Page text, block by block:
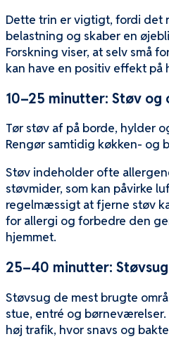
Dette trin er vigtigt, fordi det
belastning og skaber en
Forskning viser, at selv små
kan have en positiv effekt på
10–25 minutter: Støv
Tør støv af på borde, hylder
Rengør samtidig køkken- og
Støv indeholder ofte
støvmider, som kan påvirke
regelmæssigt at fjerne støv
for allergi og forbedre den
hjemmet.
25–40 minutter:
Støvsug de mest brugte
stue, entré og
høj trafik, hvor snavs og